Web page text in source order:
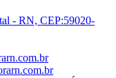
- RN, CEP:59020-